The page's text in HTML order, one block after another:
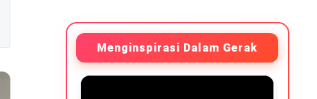
Menginspirasi Dalam Gerak